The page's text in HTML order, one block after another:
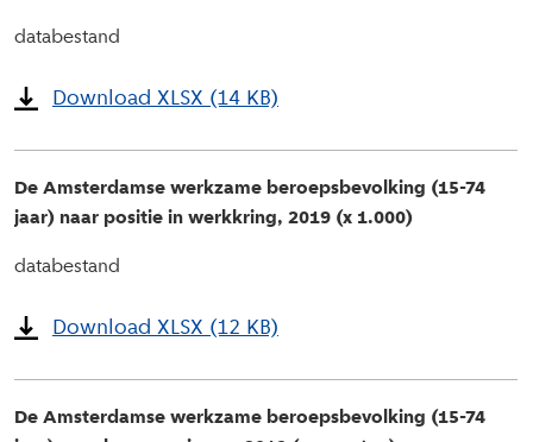
databestand
Download XLSX (14 KB)
De Amsterdamse werkzame beroepsbevolking (15-74
jaar) naar positie in werkkring, 2019 (x 1.000)
databestand
Download XLSX (12 KB)
De Amsterdamse werkzame beroepsbevolking (15-74